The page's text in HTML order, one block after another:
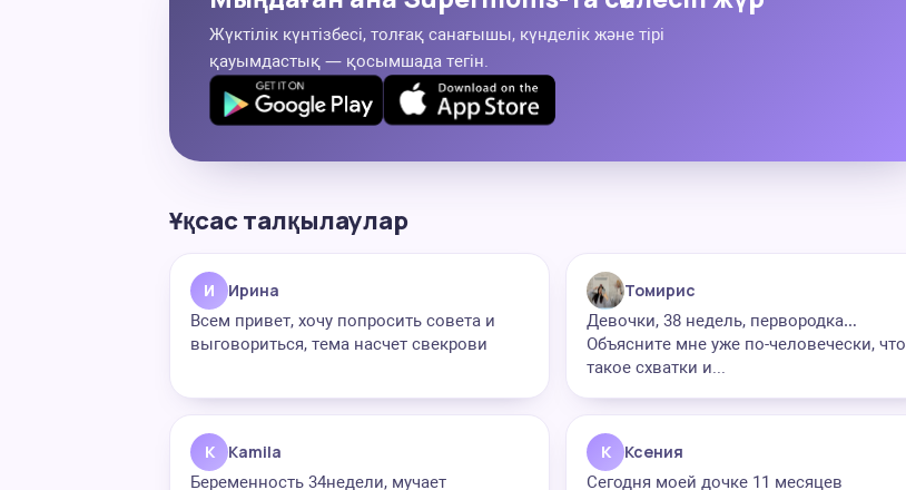
Жүктілік күнтізбесі, толғақ санағышы, күнделік және тірі
қауымдастық — қосымшада тегін.
Ұқсас талқылаулар
И Ирина
Всем привет, хочу попросить совета и
выговориться, тема насчет свекрови
Томирис
Девочки, 38 недель, первородка…
Объясните мне уже по-человечески, что
такое схватки и...
K Kamila
Беременность 34недели, мучает
К Ксения
Сегодня моей дочке 11 месяцев